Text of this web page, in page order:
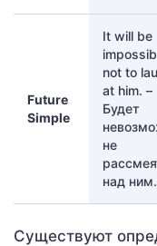
Future
Simple
It will be
not to
at him. –
Будет
не
над ним.
Существуют